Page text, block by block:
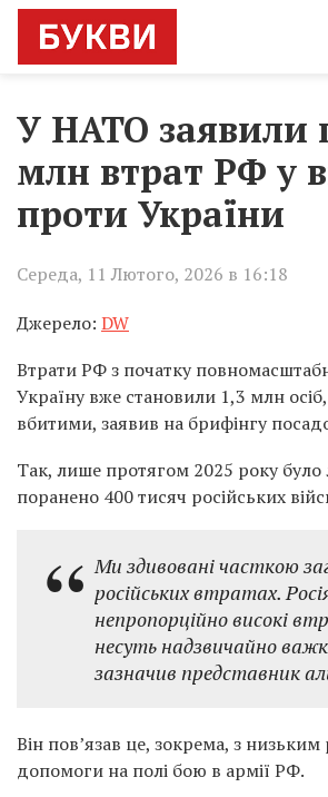
У НАТО заявили
млн втрат РФ у
проти України
Середа, 11 Лютого, 2026 в 16:18
Джерело: DW
Втрати РФ з початку
Україну вже становили 1,3 млн
вбитими, заявив на брифінгу
Так, лише протягом 2025 року було
поранено 400 тисяч російських
Ми здивовані часткою
російських втратах.
непропорційно високі
несуть надзвичайно
зазначив представник
Він пов’язав це, зокрема, з
допомоги на полі бою в армії РФ.